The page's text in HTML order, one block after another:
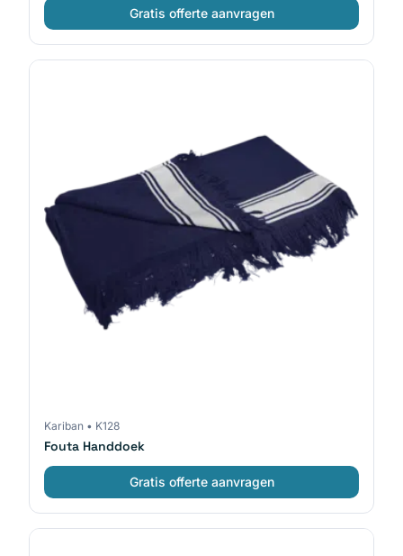
Gratis offerte aanvragen
Kariban • K128
Fouta Handdoek
Gratis offerte aanvragen